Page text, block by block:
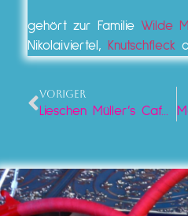
gehört zur Familie Wilde
Nikolaiviertel,
Knutschfleck
VORIGER
Lieschen Müller’s Café in Berlin